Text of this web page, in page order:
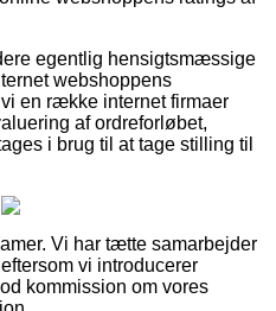
egentlig hensigtsmæssige
webshoppens
en række internet firmaer
af ordreforløbet,
i brug til at tage stilling til
Vi har tætte samarbejder
vi introducerer
kommission om vores